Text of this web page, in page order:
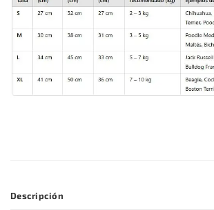
Descripción